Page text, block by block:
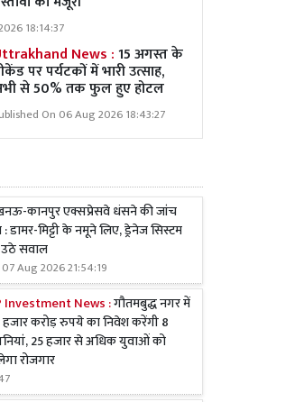
18:14:37
News :15 अगस्त के
पर पर्यटकों में भारी उत्साह,
से 50% तक फुल हुए होटल
On 06 Aug 2026 18:43:27
कानपुर एक्सप्रेसवे धंसने की जांच
डामर-मिट्टी के नमूने लिए, ड्रेनेज सिस्टम
सवाल
07 Aug 2026 21:54:19
Investment News :गौतमबुद्ध नगर में
करोड़ रुपये का निवेश करेंगी 8
25 हजार से अधिक युवाओं को
रोजगार